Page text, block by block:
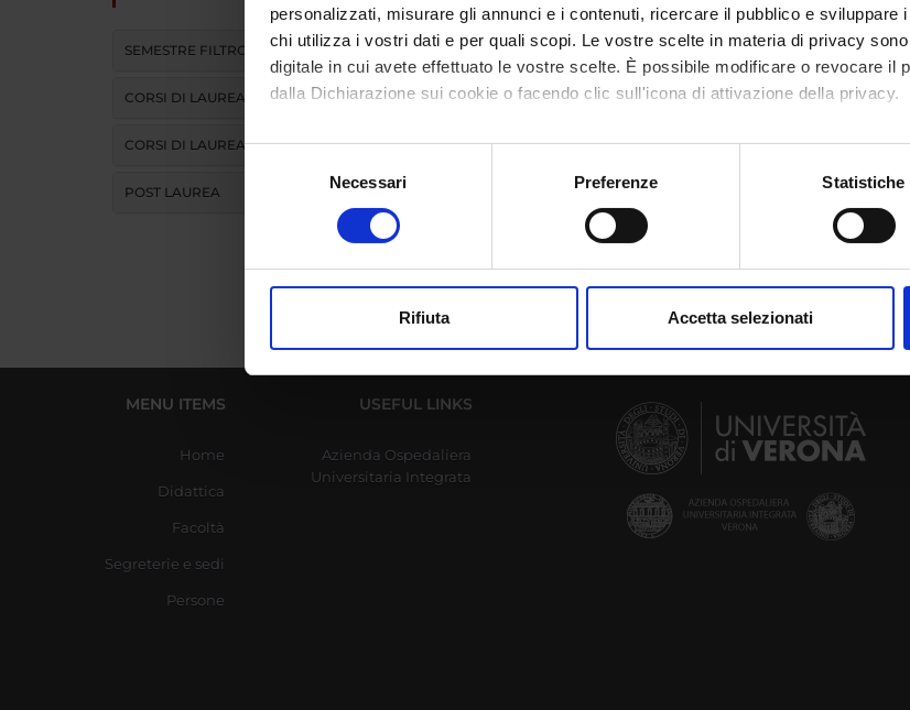
personalizzati, misurare gli annunci e i contenuti, ricercare il pubblico e
chi utilizza i vostri dati e per quali scopi. Le vostre scelte in materia di privacy
digitale in cui avete effettuato le vostre scelte. È possibile modificare o revocare il
dalla Dichiarazione sui cookie o facendo clic sull'icona di attivazione della privacy.
Con il tuo consenso, vorremmo anche:
raccogliere informazioni sulla tua posizione geografica, con
digitali).
modificare o ritirare il tuo consenso in qualsiasi momento dalla Dichiarazione sui
che hanno raccolto dal tuo utilizzo dei loro servizi.
Selezione
Necessari Preferenze Statistiche
Rifiuta Accetta selezionati
SEMESTRE FILTRO
CORSI DI LAUREA
CORSI DI LAUREA MAGISTRALE
POST LAUREA
MENU ITEMS
Home
Didattica
Facoltà
Segreterie e sedi
Persone
USEFUL LINKS
Azienda Ospedaliera
Universitaria Integrata